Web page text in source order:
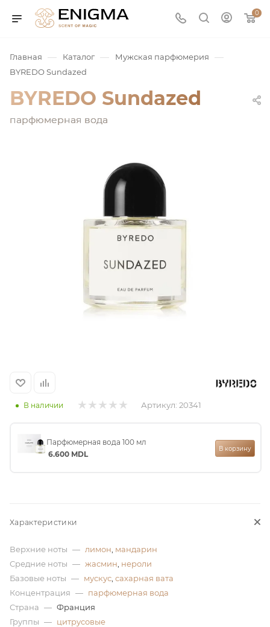
0
сертификат
Главная — Каталог — Мужская парфюмерия —
BYREDO Sundazed
BYREDO Sundazed
парфюмерная вода
В наличии Артикул: 20341
Парфюмерная вода 100 мл
6.600 MDL
В корзину
Характеристики
Верхние ноты — лимон мандарин
Средние ноты — жасмин нероли
Базовые ноты — мускус сахарная вата
Концентрация — парфюмерная вода
Страна — Франция
Группы — цитрусовые